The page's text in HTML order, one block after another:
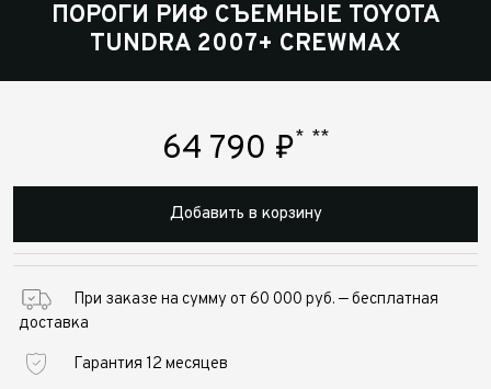
ПОРОГИ РИФ СЪЕМНЫЕ TOYOTA
TUNDRA 2007+ CREWMAX
64 790 ₽* **
Добавить в корзину
При заказе на сумму от 60 000 руб. — бесплатная
доставка
Гарантия 12 месяцев